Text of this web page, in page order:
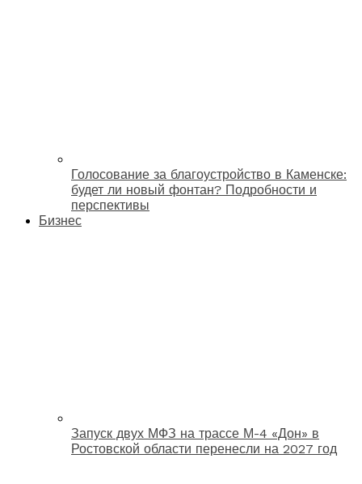
Голосование за благоустройство в Каменске:
будет ли новый фонтан? Подробности и
перспективы
Бизнес
Запуск двух МФЗ на трассе М-4 «Дон» в
Ростовской области перенесли на 2027 год